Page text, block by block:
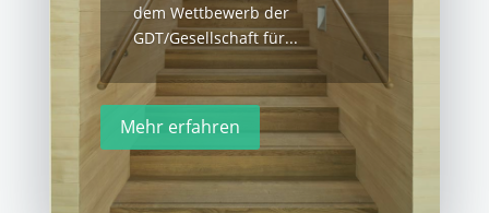
dem Wettbewerb der
GDT/Gesellschaft für...
Mehr erfahren